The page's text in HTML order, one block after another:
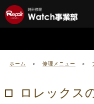
時計修理の流れ
ホーム > 修理メニュー >
ロレックス